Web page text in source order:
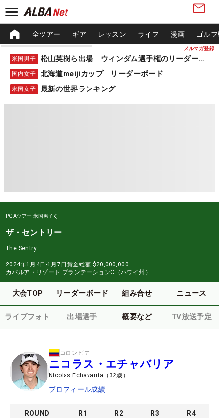
メルマガ登録
全ツアー ギア レッスン ライフ 漫画 ゴル
米国男子 松山英樹ら出場 ウィンダム選手権のリーダーボード
国内女子 北海道meijiカップ リーダーボード
米国女子 最新の世界ランキング
PGAツアー 米国男子
ザ・セントリー
The Sentry
2024年1月4日-1月7日 賞金総額 $20,000,000
カパルア・リゾート プランテーションC（ハワイ州）
大会TOP リーダーボード 組み合せ ニュース
ライブフォト 出場選手 概要など TV放送予定
コロンビア
ニコラス・エチャバリア
Nicolas Echavarria （ 32歳）
プロフィール成績
ROUND R1 R2 R3 R4